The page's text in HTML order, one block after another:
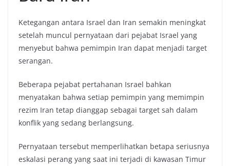
Ketegangan antara Israel dan Iran semakin meningkat
setelah muncul pernyataan dari pejabat Israel yang
menyebut bahwa pemimpin Iran dapat menjadi target
serangan.
Beberapa pejabat pertahanan Israel bahkan
menyatakan bahwa setiap pemimpin yang memimpin
rezim Iran tetap dianggap sebagai target sah dalam
konflik yang sedang berlangsung.
Pernyataan tersebut memperlihatkan betapa seriusnya
eskalasi perang yang saat ini terjadi di kawasan Timur